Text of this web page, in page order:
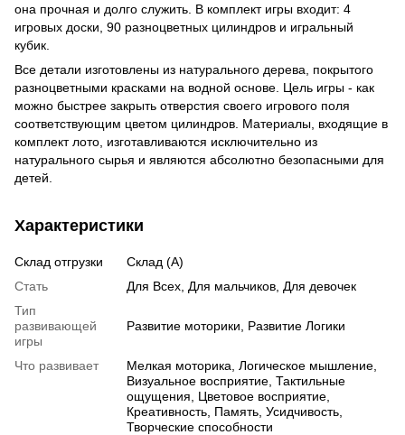
она прочная и долго служить. В комплект игры входит: 4
игровых доски, 90 разноцветных цилиндров и игральный
кубик.
Все детали изготовлены из натурального дерева, покрытого
разноцветными красками на водной основе. Цель игры - как
можно быстрее закрыть отверстия своего игрового поля
соответствующим цветом цилиндров. Материалы, входящие в
комплект лото, изготавливаются исключительно из
натурального сырья и являются абсолютно безопасными для
детей.
Характеристики
Склад отгрузки
Склад (А)
Стать
Для Всех, Для мальчиков, Для девочек
Тип
развивающей
игры
Развитие моторики, Развитие Логики
Что развивает
Мелкая моторика, Логическое мышление,
Визуальное восприятие, Тактильные
ощущения, Цветовое восприятие,
Креативность, Память, Усидчивость,
Творческие способности